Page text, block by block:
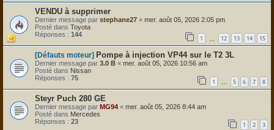
VENDU à supprimer
Dernier message par stephane27 « mer. août 05, 2026 2:05 pm
Posté dans Toyota
Réponses : 144 1 12 13 14 15
[Défauts moteur] Pompe à injection VP44 sur le T2 3L
Dernier message par 3.0 B « mer. août 05, 2026 10:56 am
Posté dans Nissan
Réponses : 75 1 … 5 6 7 8
Steyr Puch 280 GE
Dernier message par MG94 « mer. août 05, 2026 8:44 am
Posté dans Mercedes
Réponses : 23 1 2 3